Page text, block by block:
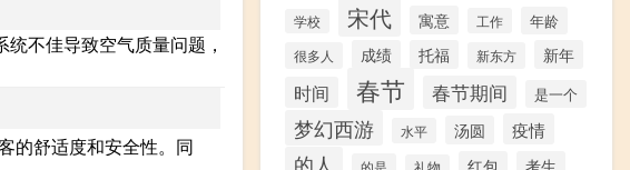
不佳导致空气质量问题，
的舒适度和安全性。同
学校 宋代 寓意 工作 年龄
很多人 成绩 托福 新东方 新年
时间 春节 春节期间 是一个
梦幻西游 水平 汤圆 疫情
的人